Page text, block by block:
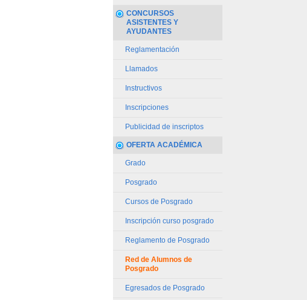
CONCURSOS
ASISTENTES Y
AYUDANTES
Reglamentación
Llamados
Instructivos
Inscripciones
Publicidad de inscriptos
OFERTA ACADÉMICA
Grado
Posgrado
Cursos de Posgrado
Inscripción curso posgrado
Reglamento de Posgrado
Red de Alumnos de
Posgrado
Egresados de Posgrado